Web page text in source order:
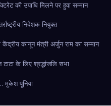
की उपाधि मिलने पर हुवा सम्मान
निदेशक नियुक्त
कानून मंत्री अर्जुन राम का सम्मान
के लिए श्रद्धांजलि सभा
मुकेश पूनिया